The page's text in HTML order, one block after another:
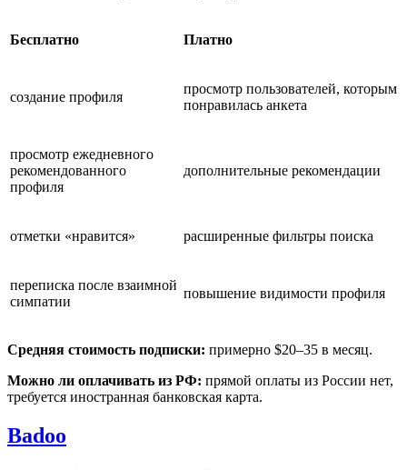
Бесплатно Платно
создание профиля
просмотр пользователей, которым
понравилась анкета
просмотр ежедневного
рекомендованного
профиля
дополнительные рекомендации
отметки «нравится» расширенные фильтры поиска
переписка после взаимной
симпатии
повышение видимости профиля
Средняя стоимость подписки: примерно $20–35 в месяц.
Можно ли оплачивать из РФ: прямой оплаты из России нет,
требуется иностранная банковская карта.
Badoo